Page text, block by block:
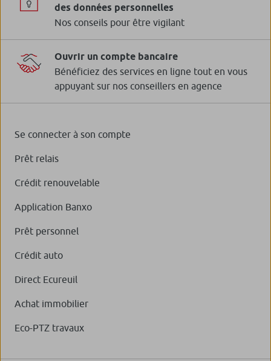
des données personnelles
Nos conseils pour être vigilant
Ouvrir un compte bancaire
Bénéficiez des services en ligne tout en vous
appuyant sur nos conseillers en agence
Se connecter à son compte
Prêt relais
Crédit renouvelable
Application Banxo
Prêt personnel
Crédit auto
Direct Ecureuil
Achat immobilier
Eco-PTZ travaux